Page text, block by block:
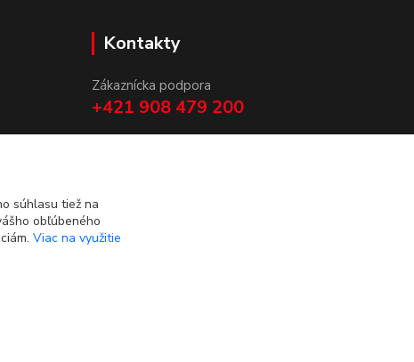
Kontakty
Zákaznícka podpora
+421 908 479 200
súhlasu tiež na
obľúbeného
Viac na využitie